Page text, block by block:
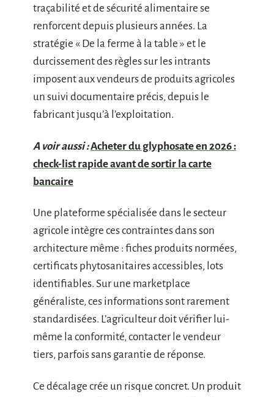
traçabilité et de sécurité alimentaire se
renforcent depuis plusieurs années. La
stratégie « De la ferme à la table » et le
durcissement des règles sur les intrants
imposent aux vendeurs de produits agricoles
un suivi documentaire précis, depuis le
fabricant jusqu’à l’exploitation.
A voir aussi :Acheter du glyphosate en 2026 :
check-list rapide avant de sortir la carte
bancaire
Une plateforme spécialisée dans le secteur
agricole intègre ces contraintes dans son
architecture même : fiches produits normées,
certificats phytosanitaires accessibles, lots
identifiables. Sur une marketplace
généraliste, ces informations sont rarement
standardisées. L’agriculteur doit vérifier lui-
même la conformité, contacter le vendeur
tiers, parfois sans garantie de réponse.
Ce décalage crée un risque concret. Un produit